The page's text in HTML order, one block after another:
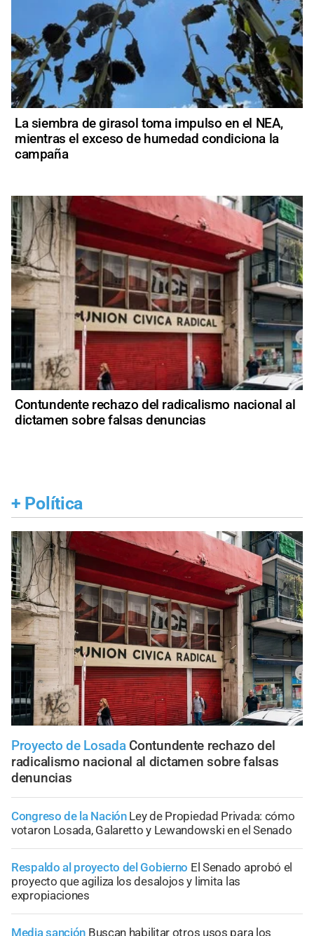
La siembra de girasol toma impulso en el NEA,
mientras el exceso de humedad condiciona la
campaña
Contundente rechazo del radicalismo nacional al
dictamen sobre falsas denuncias
+ Política
Proyecto de Losada Contundente rechazo del
radicalismo nacional al dictamen sobre falsas
denuncias
Congreso de la Nación Ley de Propiedad Privada: cómo
votaron Losada, Galaretto y Lewandowski en el Senado
Respaldo al proyecto del Gobierno El Senado aprobó el
proyecto que agiliza los desalojos y limita las
expropiaciones
Media sanción Buscan habilitar otros usos para los